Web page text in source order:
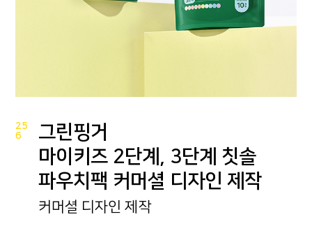
25
6
그린핑거
마이키즈 2단계, 3단계 칫솔
파우치팩 커머셜 디자인 제작
커머셜 디자인 제작